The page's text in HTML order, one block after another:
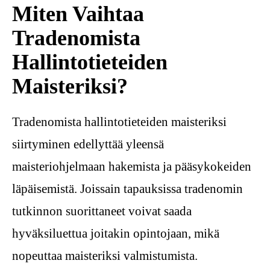
Miten Vaihtaa
Tradenomista
Hallintotieteiden
Maisteriksi?
Tradenomista hallintotieteiden maisteriksi
siirtyminen edellyttää yleensä
maisteriohjelmaan hakemista ja pääsykokeiden
läpäisemistä. Joissain tapauksissa tradenomin
tutkinnon suorittaneet voivat saada
hyväksiluettua joitakin opintojaan, mikä
nopeuttaa maisteriksi valmistumista.